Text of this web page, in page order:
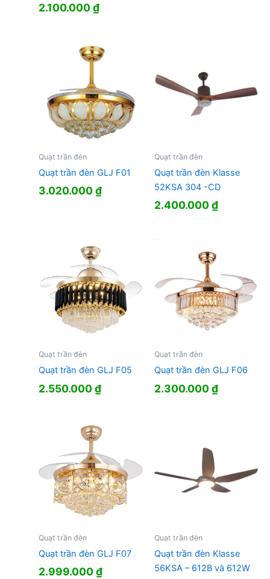
2.100.000₫
Quạt trần đèn
Quạt trần đèn GLJ F01
3.020.000₫
Quạt trần đèn
Quạt trần đèn Klasse
52KSA 304 -CD
2.400.000₫
Quạt trần đèn
Quạt trần đèn GLJ F05
2.550.000₫
Quạt trần đèn
Quạt trần đèn GLJ F06
2.300.000₫
Quạt trần đèn
Quạt trần đèn GLJ F07
2.999.000₫
Quạt trần đèn
Quạt trần đèn Klasse
56KSA – 612B và 612W